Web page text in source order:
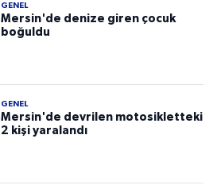
GENEL
Mersin'de denize giren çocuk
boğuldu
GENEL
Mersin'de devrilen motosikletteki
2 kişi yaralandı